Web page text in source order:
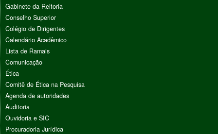
Gabinete da Reitoria
Conselho Superior
Colégio de Dirigentes
Calendário Acadêmico
Lista de Ramais
Comunicação
Ética
Comitê de Ética na Pesquisa
Agenda de autoridades
Auditoria
Ouvidoria e SIC
Procuradoria Jurídica